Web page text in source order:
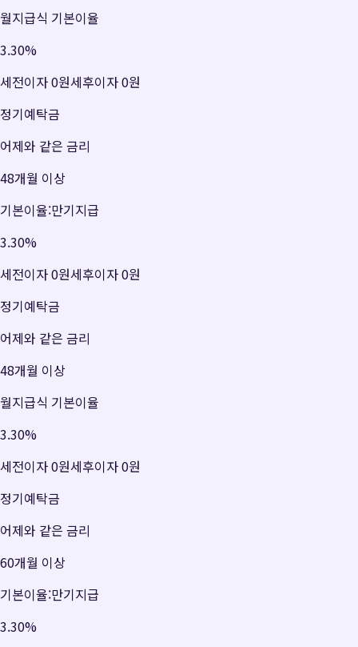
월지급식 기본이율
3.30%
세전이자0원세후이자0원
정기예탁금
어제와 같은 금리
48개월 이상
기본이율:만기지급
3.30%
세전이자0원세후이자0원
정기예탁금
어제와 같은 금리
48개월 이상
월지급식 기본이율
3.30%
세전이자0원세후이자0원
정기예탁금
어제와 같은 금리
60개월 이상
기본이율:만기지급
3.30%